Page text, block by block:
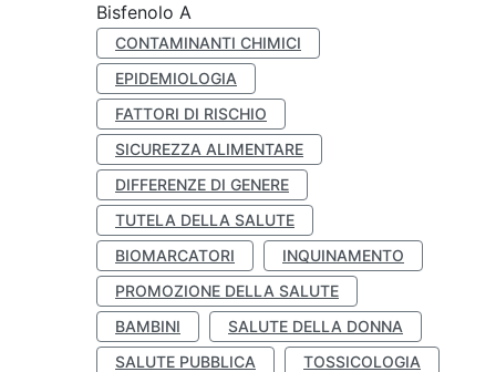
Bisfenolo A
CONTAMINANTI CHIMICI
EPIDEMIOLOGIA
FATTORI DI RISCHIO
SICUREZZA ALIMENTARE
DIFFERENZE DI GENERE
TUTELA DELLA SALUTE
BIOMARCATORI
INQUINAMENTO
PROMOZIONE DELLA SALUTE
BAMBINI
SALUTE DELLA DONNA
SALUTE PUBBLICA
TOSSICOLOGIA